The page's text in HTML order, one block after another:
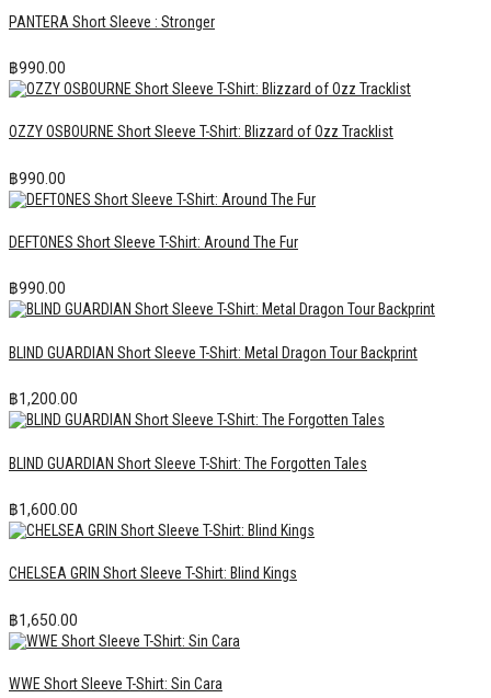
PANTERA Short Sleeve : Stronger
฿990.00
OZZY OSBOURNE Short Sleeve T-Shirt: Blizzard of Ozz Tracklist
฿990.00
DEFTONES Short Sleeve T-Shirt: Around The Fur
฿990.00
BLIND GUARDIAN Short Sleeve T-Shirt: Metal Dragon Tour Backprint
฿1,200.00
BLIND GUARDIAN Short Sleeve T-Shirt: The Forgotten Tales
฿1,600.00
CHELSEA GRIN Short Sleeve T-Shirt: Blind Kings
฿1,650.00
WWE Short Sleeve T-Shirt: Sin Cara